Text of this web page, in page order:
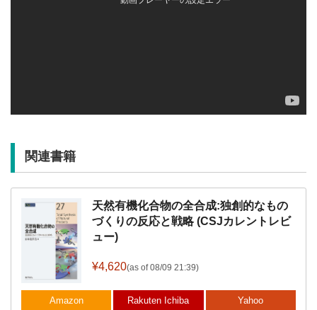
関連書籍
天然有機化合物の全合成:独創的なもの
づくりの反応と戦略 (CSJカレントレビ
ュー)
¥4,620(as of 08/09 21:39)
Amazon Rakuten Ichiba Yahoo